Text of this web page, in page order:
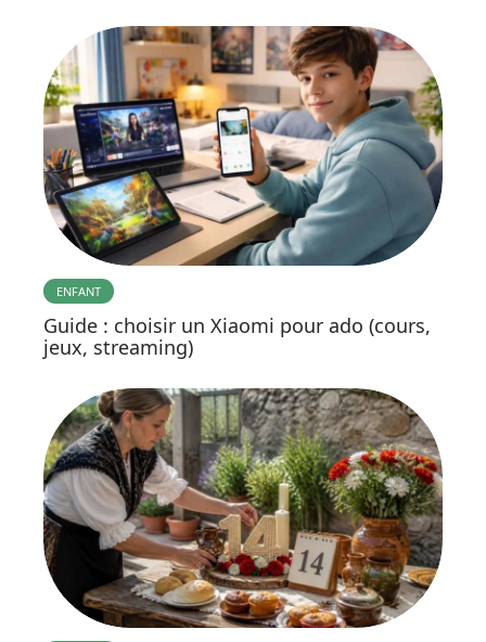
ENFANT
Guide : choisir un Xiaomi pour ado (cours,
jeux, streaming)